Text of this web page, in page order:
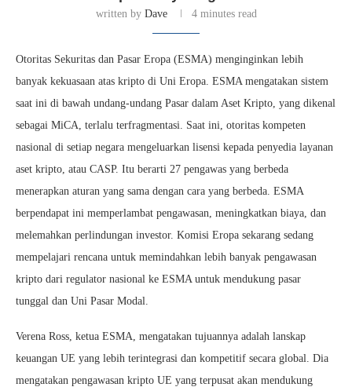
written by Dave 4 minutes read
Otoritas Sekuritas dan Pasar Eropa (ESMA) menginginkan lebih
banyak kekuasaan atas kripto di Uni Eropa. ESMA mengatakan sistem
saat ini di bawah undang-undang Pasar dalam Aset Kripto, yang dikenal
sebagai MiCA, terlalu terfragmentasi. Saat ini, otoritas kompeten
nasional di setiap negara mengeluarkan lisensi kepada penyedia layanan
aset kripto, atau CASP. Itu berarti 27 pengawas yang berbeda
menerapkan aturan yang sama dengan cara yang berbeda. ESMA
berpendapat ini memperlambat pengawasan, meningkatkan biaya, dan
melemahkan perlindungan investor. Komisi Eropa sekarang sedang
mempelajari rencana untuk memindahkan lebih banyak pengawasan
kripto dari regulator nasional ke ESMA untuk mendukung pasar
tunggal dan Uni Pasar Modal.
Verena Ross, ketua ESMA, mengatakan tujuannya adalah lanskap
keuangan UE yang lebih terintegrasi dan kompetitif secara global. Dia
mengatakan pengawasan kripto UE yang terpusat akan mendukung